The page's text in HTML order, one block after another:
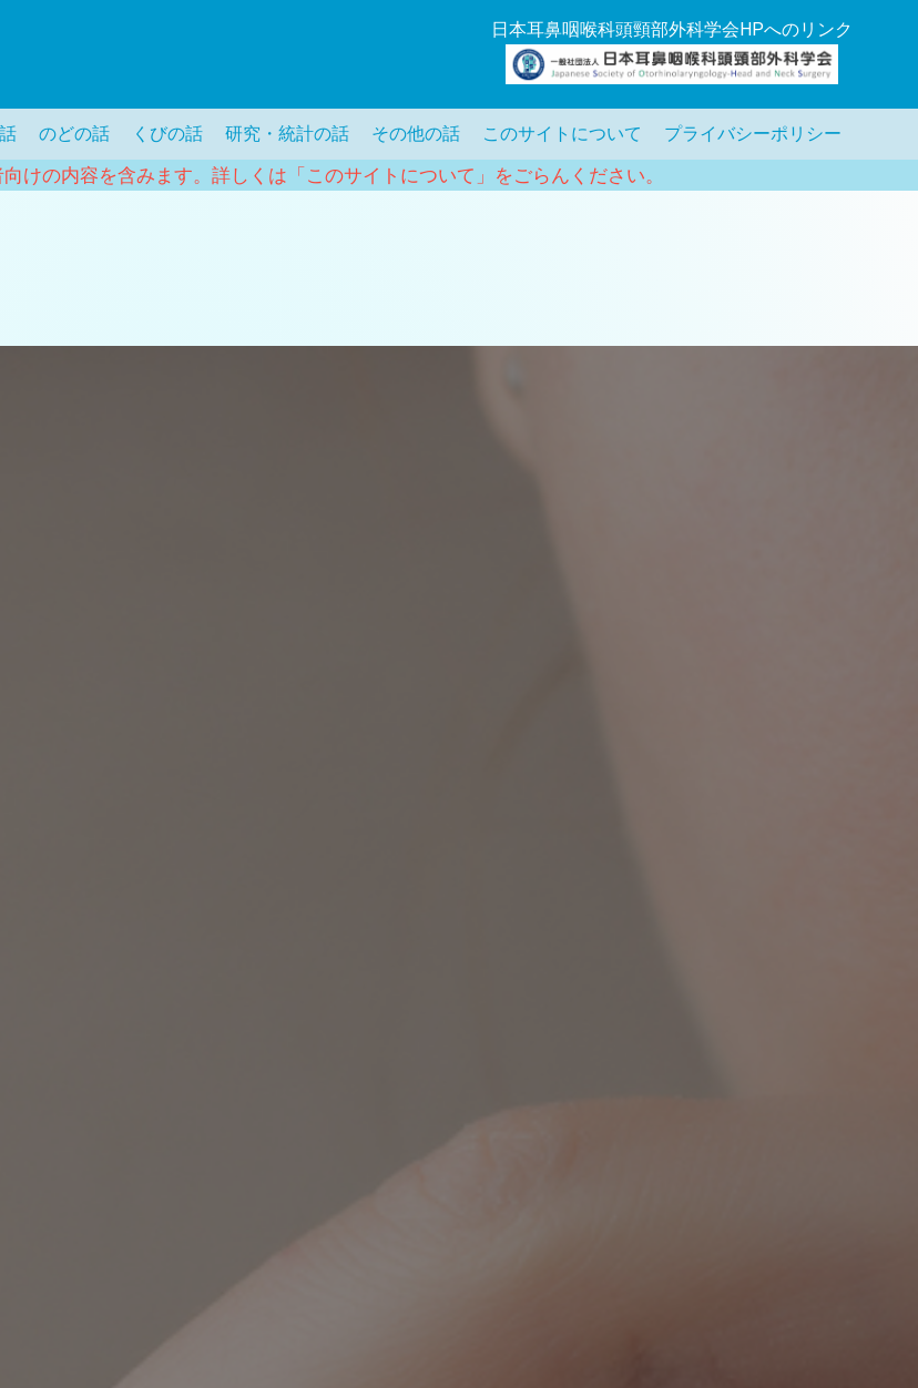
日本耳鼻咽喉科頭頸部外科学会HPへのリンク
のどの話 くびの話 研究・統計の話 その他の話 このサイトについて プライバシーポリシー
けの内容を含みます。詳しくは「このサイトについて」をごらんください。